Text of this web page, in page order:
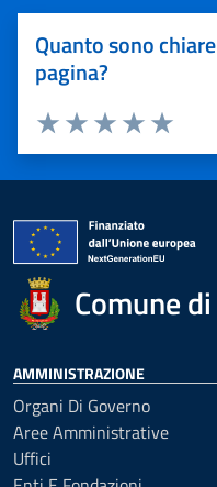
Quanto sono
pagina?
Valuta 5
Valuta 4
Valuta 3 stelle
Valuta 2 stelle su 5
Valuta 1 stelle su 5
Comune
AMMINISTRAZIONE
Organi Di Governo
Aree Amministrative
Uffici